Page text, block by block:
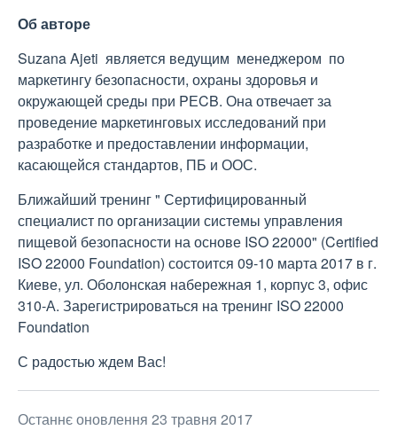
Об авторе
Suzana Ajeti является ведущим менеджером по
маркетингу безопасности, охраны здоровья и
окружающей среды при PЕCB. Она отвечает за
проведение маркетинговых исследований при
разработке и предоставлении информации,
касающейся стандартов, ПБ и ООС.
Ближайший тренинг " Сертифицированный
специалист по организации системы управления
пищевой безопасности на основе ISO 22000" (Certified
ISO 22000 Foundation) состоится 09-10 марта 2017 в г.
Киеве, ул. Оболонская набережная 1, корпус 3, офис
310-А. Зарегистрироваться на тренинг ISO 22000
Foundation
С радостью ждем Вас!
Останнє оновлення 23 травня 2017